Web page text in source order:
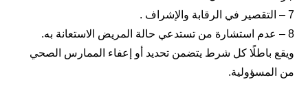
‎7 – التقصير في الرقابة والإشراف .
‎8 – عدم استشارة من تستدعي حالة المريض الاستعانة به.
‎ويقع باطلًا كل شرط يتضمن تحديد أو إعفاء الممارس الصحي
من المسؤولية.